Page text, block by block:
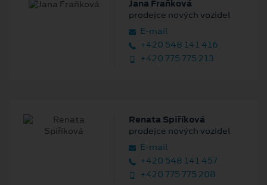
Jana Fraňková
prodejce nových vozidel
E‑mail
+420 548 141 416
+420 775 775 213
Renata Spiříková
prodejce nových vozidel
E‑mail
+420 548 141 457
+420 775 775 208